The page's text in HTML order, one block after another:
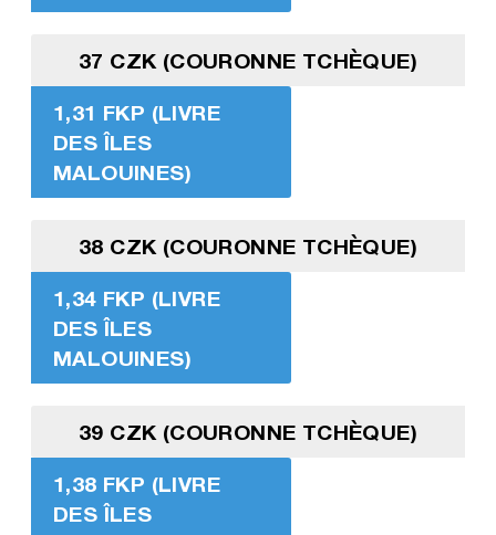
37 CZK (COURONNE TCHÈQUE)
1,31 FKP (LIVRE
DES ÎLES
MALOUINES)
38 CZK (COURONNE TCHÈQUE)
1,34 FKP (LIVRE
DES ÎLES
MALOUINES)
39 CZK (COURONNE TCHÈQUE)
1,38 FKP (LIVRE
DES ÎLES